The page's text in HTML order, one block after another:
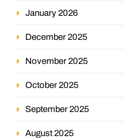
January 2026
December 2025
November 2025
October 2025
September 2025
August 2025